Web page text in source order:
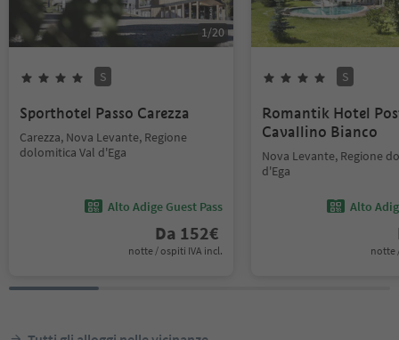
1/20
S
Sporthotel Passo Carezza
Carezza, Nova Levante, Regione
dolomitica Val d'Ega
Alto Adige Guest Pass
Da 152€
notte / ospiti IVA incl.
S
Romantik Hotel
Cavallino Bianco
Nova Levante, Regione
d'Ega
Alto
notte